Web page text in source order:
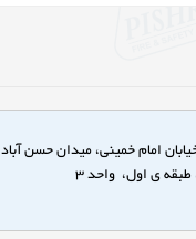
امام خمینی، میدان حسن
طبقه ی اول، واحد 3